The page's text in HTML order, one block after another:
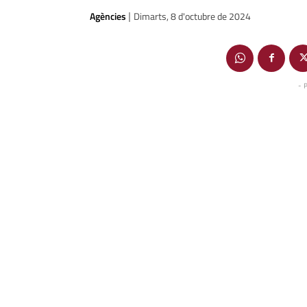
Agències | Dimarts, 8 d'octubre de 2024
-